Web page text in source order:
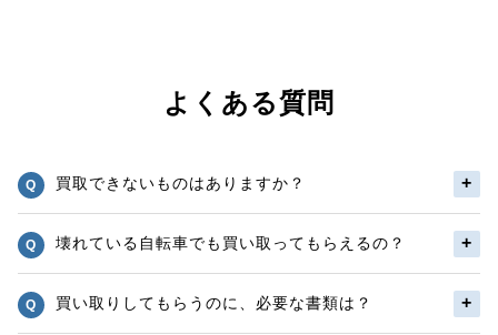
よくある質問
買取できないものはありますか？
壊れている自転車でも買い取ってもらえるの？
買い取りしてもらうのに、必要な書類は？